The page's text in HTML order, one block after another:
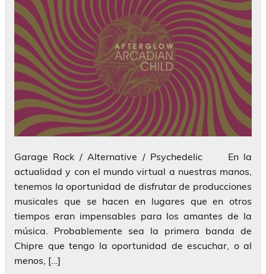
Garage Rock / Alternative / Psychedelic En la
actualidad y con el mundo virtual a nuestras manos,
tenemos la oportunidad de disfrutar de producciones
musicales que se hacen en lugares que en otros
tiempos eran impensables para los amantes de la
música. Probablemente sea la primera banda de
Chipre que tengo la oportunidad de escuchar, o al
menos, […]